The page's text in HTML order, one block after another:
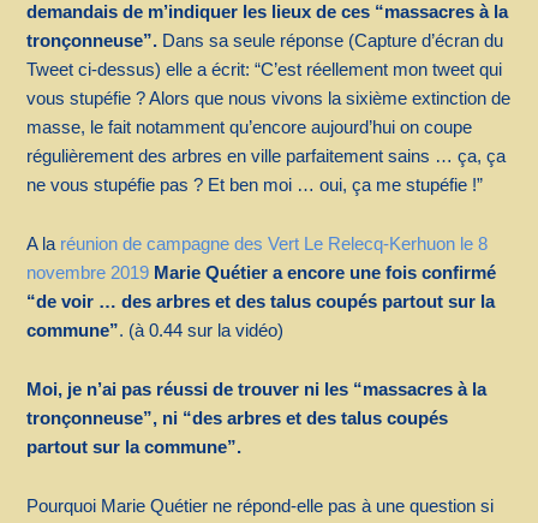
demandais de m’indiquer les lieux de ces “massacres à la
tronçonneuse”. Dans sa seule réponse (Capture d’écran du
Tweet ci-dessus) elle a écrit: “C’est réellement mon tweet qui
vous stupéfie ? Alors que nous vivons la sixième extinction de
masse, le fait notamment qu’encore aujourd’hui on coupe
régulièrement des arbres en ville parfaitement sains … ça, ça
ne vous stupéfie pas ? Et ben moi … oui, ça me stupéfie !”
A la réunion de campagne des Vert Le Relecq-Kerhuon le 8
novembre 2019 Marie Quétier a encore une fois confirmé
“de voir … des arbres et des talus coupés partout sur la
commune”. (à 0.44 sur la vidéo)
Moi, je n’ai pas réussi de trouver ni les “massacres à la
tronçonneuse”, ni “des arbres et des talus coupés
partout sur la commune”.
Pourquoi Marie Quétier ne répond-elle pas à une question si